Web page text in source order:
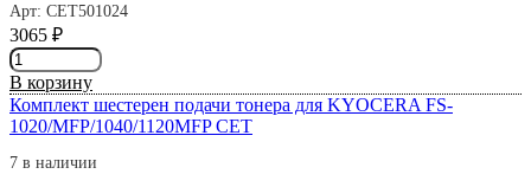
1025
Арт: CET501024
3065 ₽
Количество
товара
Комплект
восстановления
драм-
картриджа
В корзину
Комплект шестерен подачи тонера для KYOCERA FS-
1020/MFP/1040/1120MFP CET
7 в наличии